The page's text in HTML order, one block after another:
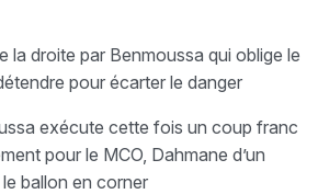
la droite par Benmoussa qui oblige le
pour écarter le danger
exécute cette fois un coup franc
pour le MCO, Dahmane d’un
ballon en corner